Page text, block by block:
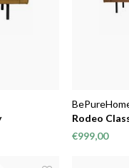
Rodeo
€999,00